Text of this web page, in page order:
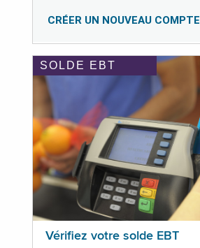
CRÉER UN NOUVEAU COMPTE
SOLDE EBT
Vérifiez votre solde EBT